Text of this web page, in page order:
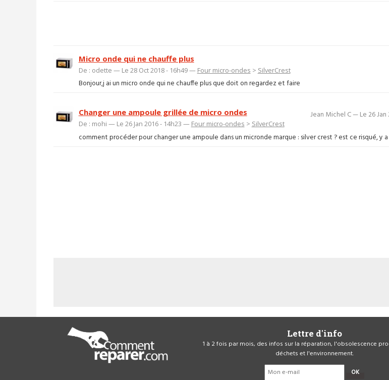
Micro onde qui ne chauffe plus
De : odette — Le 28 Oct 2018 - 16h49 — Four micro-ondes > SilverCrest
Bonjour,j ai un micro onde qui ne chauffe plus que doit on regardez et faire
Jean Michel C — Le 26 Jan
Changer une ampoule grillée de micro ondes
De : mohi — Le 26 Jan 2016 - 14h23 — Four micro-ondes > SilverCrest
comment procéder pour changer une ampoule dans un micronde marque : silver crest ? est ce risqué, y a
Lettre d'info
1 à 2 fois par mois, des infos sur la réparation, l'obsolescence
déchets et l'environnement.
OK